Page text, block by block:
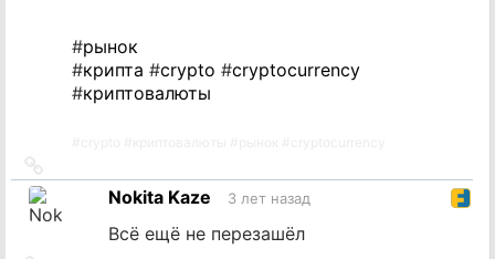
#рынок
#крипта #crypto #cryptocurrency
#криптовалюты
на
источникNokita Kaze 3 лет назад
Всё ещё не перезашёл